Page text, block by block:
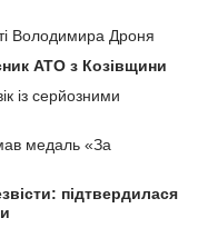
Володимира Дроня
АТО з Козівщини
із серйозними
медаль «За
підтвердилася